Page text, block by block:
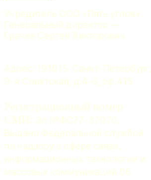
Учредитель ООО «Пять углов».
Генеральный директор —
Грачев Сергей Викторович
Адрес: 191015, Санкт-Петербург,
9-я Советская, д.4-6, оф.415
Регистрационный номер
СМИ: Эл №ФС77-37070.
Выдано Федеральной службой
по надзору в сфере связи,
информационных технологий и
массовых коммуникаций 06